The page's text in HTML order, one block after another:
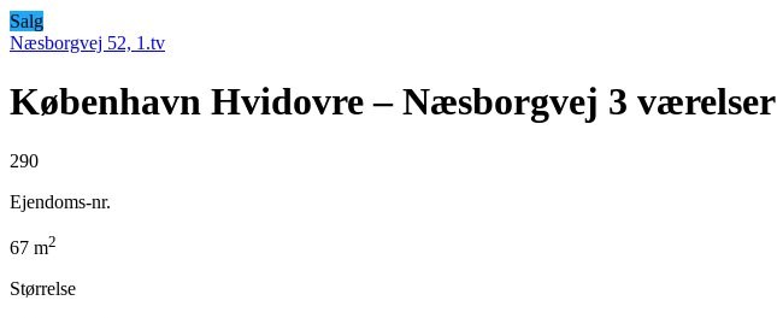
Salg
Næsborgvej 52, 1.tv
København Hvidovre – Næsborgvej 3 værelser
290
Ejendoms-nr.
67 m2
Størrelse